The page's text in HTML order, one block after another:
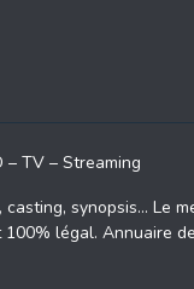
– TV – Streaming
synopsis… Le
légal. Annuaire